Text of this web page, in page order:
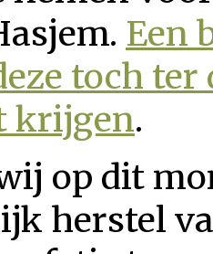
Een
toch
krijgen.
op dit
herstel